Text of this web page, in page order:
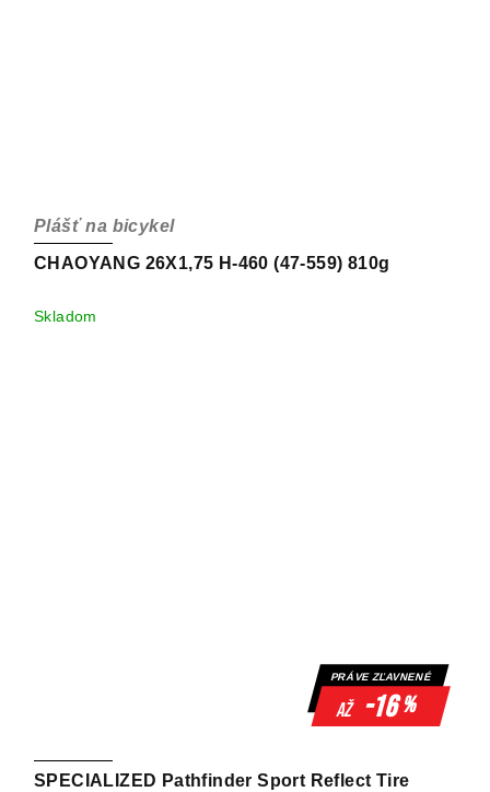
CHAOYANG 26X1,75 H-460 (47-559) 810g
Plášť na bicykel
Skladom
PRÁVE ZĽAVNENÉ
až -16%
SPECIALIZED Pathfinder Sport Reflect Tire